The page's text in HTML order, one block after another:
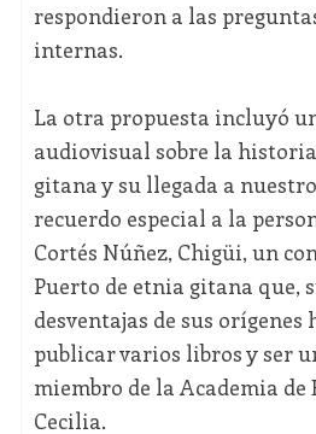
respondieron a las
internas.
La otra propuesta incluyó
audiovisual sobre la
gitana y su llegada a
recuerdo especial a la
Cortés Núñez, Chigüi, un
Puerto de etnia gitana que,
desventajas de sus orígenes
publicar varios libros y ser
miembro de la Academia de
Cecilia.